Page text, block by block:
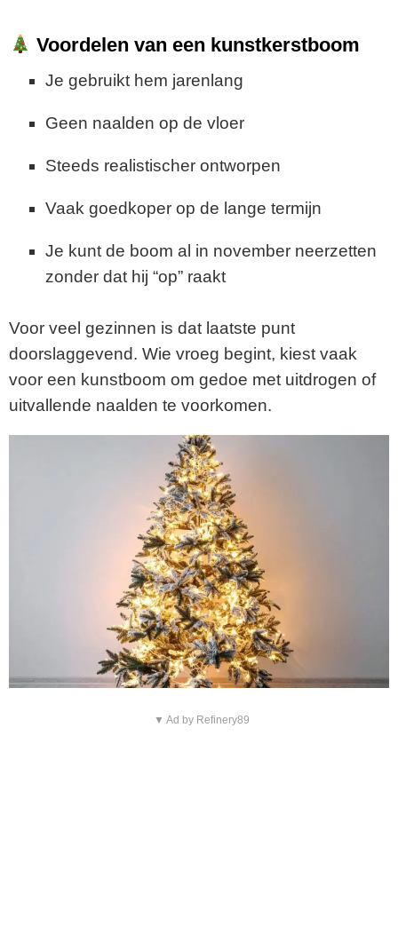
Voordelen van een kunstkerstboom
Je gebruikt hem jarenlang
Geen naalden op de vloer
Steeds realistischer ontworpen
Vaak goedkoper op de lange termijn
Je kunt de boom al in november neerzetten
zonder dat hij “op” raakt
Voor veel gezinnen is dat laatste punt
doorslaggevend. Wie vroeg begint, kiest vaak
voor een kunstboom om gedoe met uitdrogen of
uitvallende naalden te voorkomen.
▼ Ad by Refinery89